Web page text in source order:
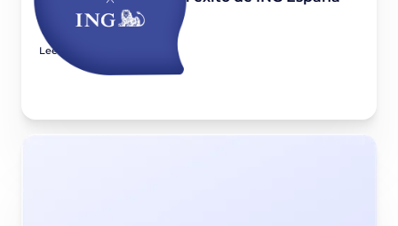
August 27, 2024
Leer el artículo